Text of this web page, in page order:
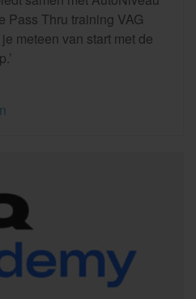
Pass Thru training VAG
meteen van start met de